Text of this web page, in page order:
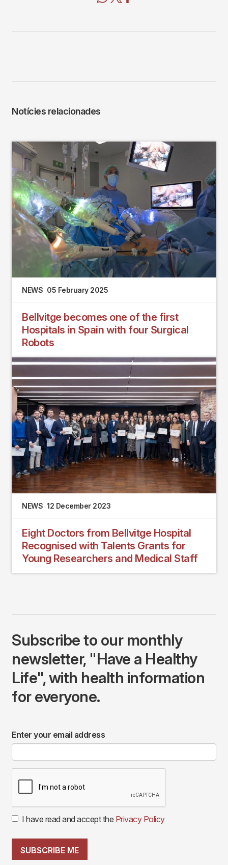
Notícies relacionades
NEWS 05 February 2025
Bellvitge becomes one of the first
Hospitals in Spain with four Surgical
Robots
NEWS 12 December 2023
Eight Doctors from Bellvitge Hospital
Recognised with Talents Grants for
Young Researchers and Medical Staff
Subscribe to our monthly
newsletter, "Have a Healthy
Life", with health information
for everyone.
Enter your email address
I have read and accept the Privacy Policy
SUBSCRIBE ME